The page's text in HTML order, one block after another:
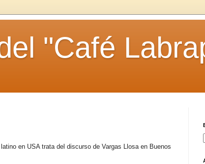
"Café
en USA trata del discurso de Vargas Llosa en Buenos